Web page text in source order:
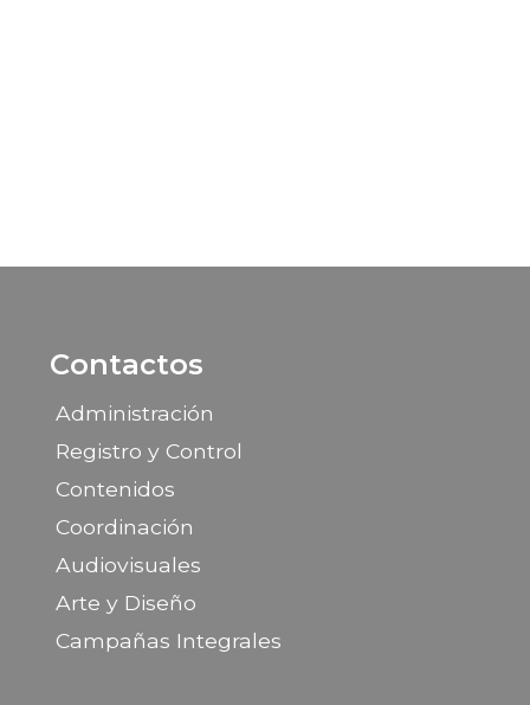
Contactos
Administración
Registro y Control
Contenidos
Coordinación
Audiovisuales
Arte y Diseño
Campañas Integrales